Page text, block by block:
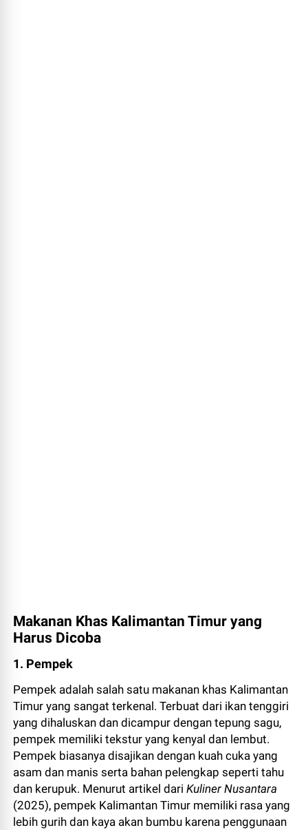
Makanan Khas Kalimantan Timur yang
Harus Dicoba
1. Pempek
Pempek adalah salah satu makanan khas Kalimantan
Timur yang sangat terkenal. Terbuat dari ikan tenggiri
yang dihaluskan dan dicampur dengan tepung sagu,
pempek memiliki tekstur yang kenyal dan lembut.
Pempek biasanya disajikan dengan kuah cuka yang
asam dan manis serta bahan pelengkap seperti tahu
dan kerupuk. Menurut artikel dariKuliner Nusantara
(2025), pempek Kalimantan Timur memiliki rasa yang
lebih gurih dan kaya akan bumbu karena penggunaan